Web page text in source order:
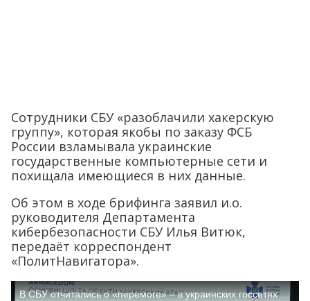
Сотрудники СБУ «разоблачили хакерскую
группу», которая якобы по заказу ФСБ
России взламывала украинские
государственные компьютерные сети и
похищала имеющиеся в них данные.
Об этом в ходе брифинга заявил и.о.
руководителя Департамента
кибербезопасности СБУ Илья Витюк,
передаёт корреспондент
«ПолитНавигатора».